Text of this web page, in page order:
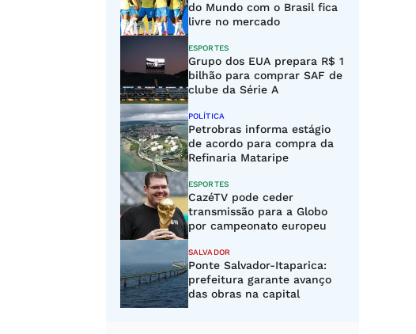
do Mundo com o Brasil fica
livre no mercado
ESPORTES
Grupo dos EUA prepara R$ 1
bilhão para comprar SAF de
clube da Série A
POLÍTICA
Petrobras informa estágio
de acordo para compra da
Refinaria Mataripe
ESPORTES
CazéTV pode ceder
transmissão para a Globo
por campeonato europeu
SALVADOR
Ponte Salvador-Itaparica:
prefeitura garante avanço
das obras na capital